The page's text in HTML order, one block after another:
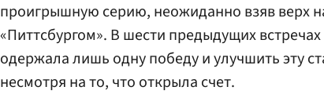
проигрышную серию, неожиданно взяв верх
«Питтсбургом». В шести предыдущих
одержала лишь одну победу и улучшить эту
несмотря на то, что открыла счет.